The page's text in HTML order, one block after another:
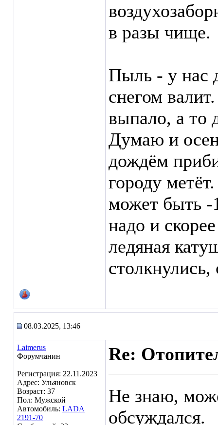
в разы чище.
Пыль - у нас
снегом
выпало, а то
Думаю и
дождём
городу
может быть -
надо и
ледяная
08.03.2025, 13:46
Laimerus
Форумчанин
Регистрация: 22.11.2023
Адрес: Ульяновск
Возраст: 37
Пол: Мужской
Автомобиль: LADA
2191-70
Re:
Не знаю,
обсуждался.